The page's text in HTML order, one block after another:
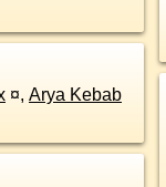
¤, Arya Kebab